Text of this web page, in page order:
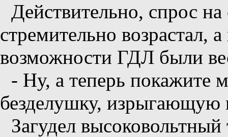
Действительно, спрос
стремительно возрастал,
возможности ГДЛ были
- Ну, а теперь покажите
безделушку, изрыгающую
Загудел